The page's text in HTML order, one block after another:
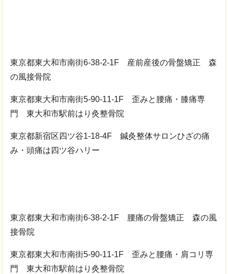
東京都東大和市南街6-38-2-1F 産前産後の骨盤矯正 森
の風接骨院
東京都東大和市南街5-90-11-1F 歪みと腰痛・膝痛専
門 東大和市駅前はり灸整骨院
東京都新宿区四ツ谷1-18-4F 鍼灸整体サロンひざの痛
み・頭痛は四ツ谷ハリー
東京都東大和市南街6-38-2-1F 腰痛の骨盤矯正 森の風
接骨院
東京都東大和市南街5-90-11-1F 歪みと腰痛・肩コリ専
門 東大和市駅前はり灸整骨院